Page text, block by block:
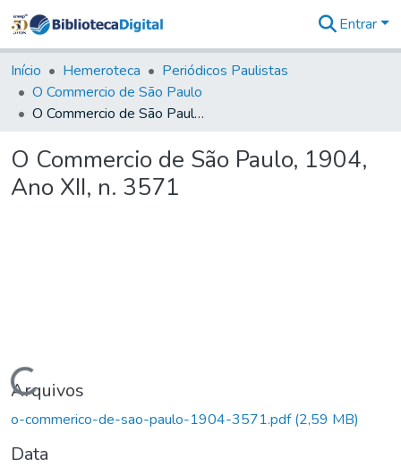
&
Coleções
Tudo na
Biblioteca
Estatísticas
Entrar
Início Hemeroteca
Periódicos Paulistas
O Commercio de São Paulo
O Commercio de São Paulo, 1904, Ano XII, n. 3571
O Commercio de São Paulo, 1904,
Ano XII, n. 3571
Carregando...
Arquivos
o-commerico-de-sao-paulo-1904-3571.pdf(2,59 MB)
Data